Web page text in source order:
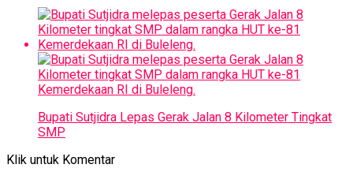
Bupati Sutjidra Lepas Gerak Jalan 8 Kilometer Tingkat
SMP
Klik untuk Komentar